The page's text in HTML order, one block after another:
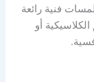
فنية رائعة
أو